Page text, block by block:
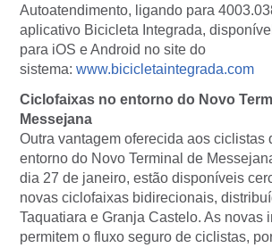
Autoatendimento, ligando para
aplicativo Bicicleta Integrada,
para iOS e Android no site do
sistema: www.bicicletaintegrada.com
Ciclofaixas no entorno do Novo
Messejana
Outra vantagem oferecida aos ciclistas
entorno do Novo Terminal de
dia 27 de janeiro, estão disponíveis
novas ciclofaixas bidirecionais,
Taquatiara e Granja Castelo. As novas
permitem o fluxo seguro de ciclistas,